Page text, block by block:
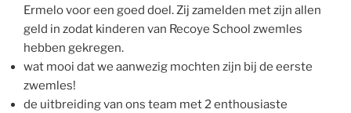
Ermelo voor een goed doel. Zij zamelden met zijn allen
geld in zodat kinderen van Recoye School zwemles
hebben gekregen.
wat mooi dat we aanwezig mochten zijn bij de eerste
zwemles!
de uitbreiding van ons team met 2 enthousiaste